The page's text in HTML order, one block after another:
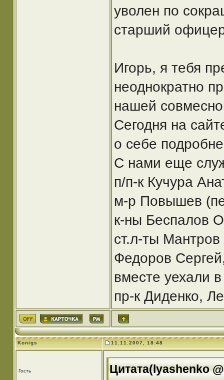
уволен по
старший
Игорь, я тебя
неоднократно
нашей
Сегодня на
о себе
С нами еще
п/п-к Кучура
м-р Повышев
к-ны Беспалов
ст.л-ты
Федоров
вместе уехали
пр-к Диденко,
Konigs 11.11.2007, 18:48
Гость Цитата(lyashenko